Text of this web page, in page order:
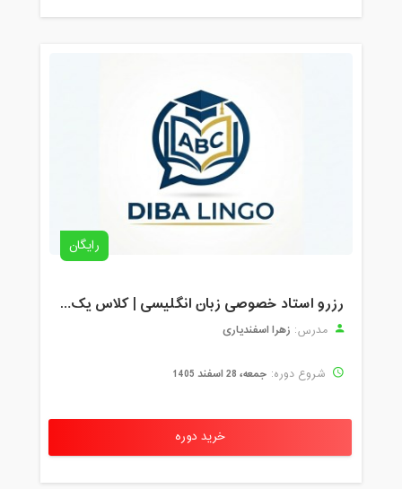
رایگان
رزرو استاد خصوصی زبان انگلیسی | کلاس یک‌نفره با زهرا اسفندیاری + مشاوره رایگان
مدرس: زهرا اسفندیاری
شروع دوره: جمعه، 28 اسفند 1405
خرید دوره